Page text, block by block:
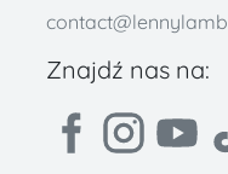
Znajdź nas na: